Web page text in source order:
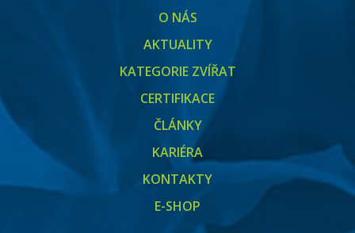
O NÁS
AKTUALITY
KATEGORIE ZVÍŘAT
CERTIFIKACE
ČLÁNKY
KARIÉRA
KONTAKTY
E-SHOP